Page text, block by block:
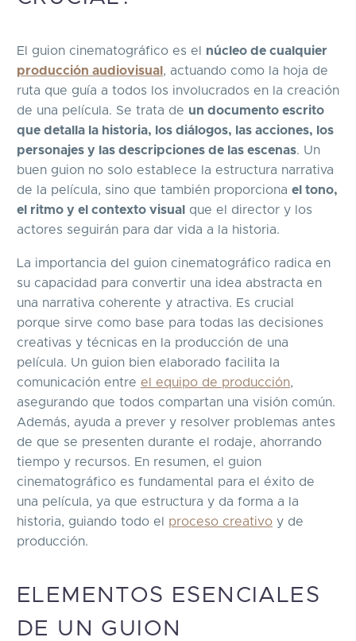
El guion cinematográfico es el núcleo de cualquier
producción audiovisual , actuando como la hoja de
ruta que guía a todos los involucrados en la creación
de una película. Se trata de un documento escrito
que detalla la historia, los diálogos, las acciones, los
personajes y las descripciones de las escenas. Un
buen guion no solo establece la estructura narrativa
de la película, sino que también proporciona el tono,
el ritmo y el contexto visual
que el director y los
actores seguirán para dar vida a la historia.
La importancia del guion cinematográfico radica en
su capacidad para convertir una idea abstracta en
una narrativa coherente y atractiva. Es crucial
porque sirve como base para todas las decisiones
creativas y técnicas en la producción de una
película. Un guion bien elaborado facilita la
comunicación entre el equipo de producción,
asegurando que todos compartan una visión común.
Además, ayuda a prever y resolver problemas antes
de que se presenten durante el rodaje, ahorrando
tiempo y recursos. En resumen, el guion
cinematográfico es fundamental para el éxito de
una película, ya que estructura y da forma a la
historia, guiando todo el proceso creativo y de
producción.
ELEMENTOS ESENCIALES
DE UN GUION